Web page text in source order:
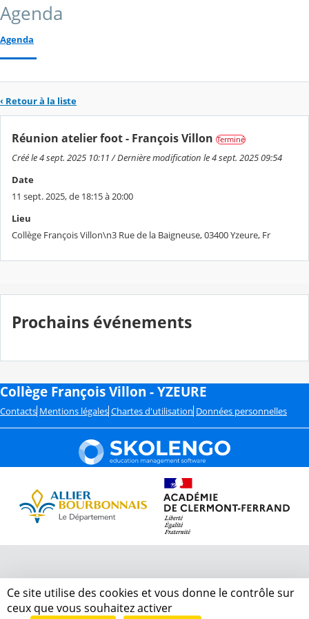
Agenda
Agenda
‹ Retour à la liste
Réunion atelier foot - François Villon Terminé
Créé le 4 sept. 2025 10:11 / Dernière modification le 4 sept. 2025 09:54
Date
11 sept. 2025, de 18:15 à 20:00
Lieu
Collège François Villon\n3 Rue de la Baigneuse, 03400 Yzeure, Fr
Prochains événements
Collège François Villon - YZEURE
Contacts Mentions légales Chartes d'utilisation Données personnelles
Ce site utilise des cookies et vous donne le contrôle sur
ceux que vous souhaitez activer